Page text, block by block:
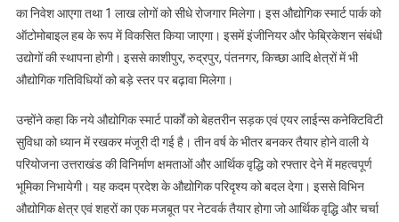
में
किया
लाख
मिलेगा
संजीव
का निवेश आएगा तथा 1 लाख लोगों को सीधे रोजगार मिलेगा। इस औद्योगिक स्मार्ट पार्क को
ऑटोमोबाइल हब के रूप में विकसित किया जाएगा। इसमें इंजीनियर और फेब्रिकेशन संबंधी
उद्योगों की स्थापना होगी। इससे काशीपुर, रुद्रपुर, पंतनगर, किच्छा आदि क्षेत्रों में भी
औद्योगिक गतिविधियों को बड़े स्तर पर बढ़ावा मिलेगा।
उन्होंने कहा कि नये औद्योगिक स्मार्ट पार्कों को बेहतरीन सड़क एवं एयर लाईन्स कनेक्टिविटी
सुविधा को ध्यान में रखकर मंजूरी दी गई है। तीन वर्ष के भीतर बनकर तैयार होने वाली ये
परियोजना उत्तराखंड की विनिर्माण क्षमताओं और आर्थिक वृद्धि को रफ्तार देने में महत्वपूर्ण
भूमिका निभायेगी। यह कदम प्रदेश के औद्योगिक परिदृश्य को बदल देगा। इससे विभिन
औद्योगिक क्षेत्र एवं शहरों का एक मजबूत पर नेटवर्क तैयार होगा जो आर्थिक वृद्धि और चर्चा